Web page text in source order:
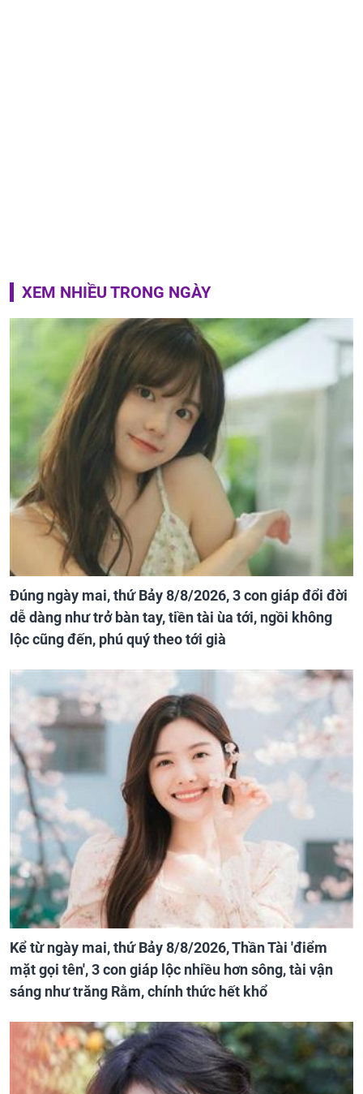
XEM NHIỀU TRONG NGÀY
Đúng ngày mai, thứ Bảy 8/8/2026, 3 con giáp đổi đời
dễ dàng như trở bàn tay, tiền tài ùa tới, ngồi không
lộc cũng đến, phú quý theo tới già
Kể từ ngày mai, thứ Bảy 8/8/2026, Thần Tài 'điểm
mặt gọi tên', 3 con giáp lộc nhiều hơn sông, tài vận
sáng như trăng Rằm, chính thức hết khổ